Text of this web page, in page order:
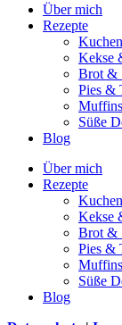
Über mich
Rezepte
Kekse
Brot &
Pies &
Süße
Blog
Über mich
Rezepte
Kekse
Brot &
Pies &
Süße
Blog